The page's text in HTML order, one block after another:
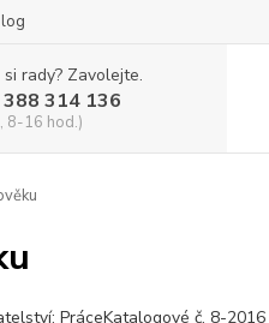
rady? Zavolejte.
314 136
8-16 hod.)
PráceKatalogové č. 8-2016